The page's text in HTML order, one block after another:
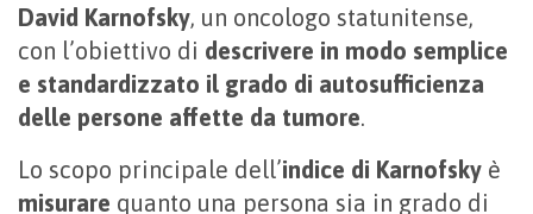
David Karnofsky, un oncologo statunitense,
con l’obiettivo di descrivere in modo semplice
e standardizzato il grado di autosufficienza
delle persone affette da tumore.
Lo scopo principale dell’indice di Karnofsky è
misurare quanto una persona sia in grado di